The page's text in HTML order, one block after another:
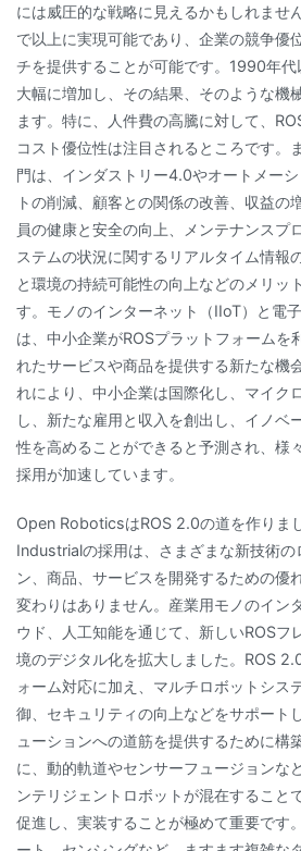
には威圧的な戦略に見えるかもしれませ
で以上に実現可能であり、企業の競争優
チを提供することが可能です。1990年
大幅に増加し、その結果、そのような機
ます。特に、人件費の高騰に対して、
コスト優位性は注目されるところです。
門は、インダストリー4.0やオートメー
トの削減、顧客との関係の改善、収益の
員の健康と安全の向上、メンテナンスプ
ステムの状況に関するリアルタイム情報
と環境の持続可能性の向上などのメリッ
す。モノのインターネット（IIoT）と電
は、中小企業がROSプラットフォームを
れたサービスや商品を提供する新たな機
れにより、中小企業は国際化し、マイク
し、新たな雇用と収入を創出し、イノベ
性を高めることができると予測され、様
採用が加速しています。
Open RoboticsはROS 2.0の道を作りま
Industrialの採用は、さまざまな新技術の
ン、商品、サービスを開発するための優
変わりはありません。産業用モノのイン
ウド、人工知能を通じて、新しいROSフ
境のデジタル化を拡大しました。ROS
ォーム対応に加え、マルチロボットシス
御、セキュリティの向上などをサポート
ューションへの道筋を提供するために構
に、動的軌道やセンサーフュージョンな
ンテリジェントロボットが混在すること
促進し、実装することが極めて重要です